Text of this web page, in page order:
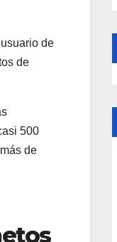
de
de
500
de